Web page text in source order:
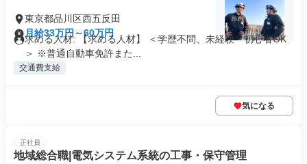
東京都品川区西五反田
月給33万円～60万円
求める人材: 【求める人材】 ＜学歴不問、未経験・初心者OK
＞ ※普通自動車免許また...
交通費支給
気になる
正社員
地域総合職|電気システム系統の工事・保守管理